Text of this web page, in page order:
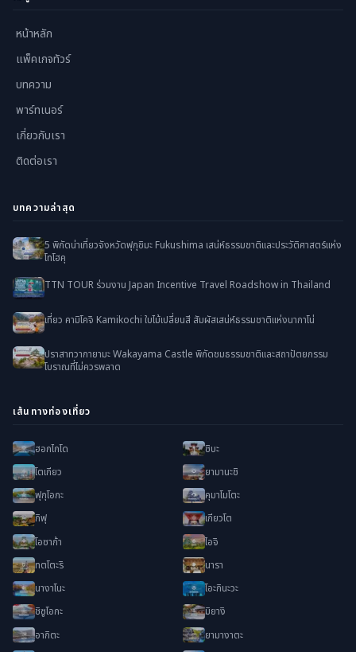
หน้าหลัก
แพ็คเกจทัวร์
บทความ
พาร์ทเนอร์
เกี่ยวกับเรา
ติดต่อเรา
บทความล่าสุด
5 พิกัดน่าเที่ยวจังหวัดฟุกุชิมะ Fukushima เสน่ห์ธรรมชาติและประวัติศาสตร์แห่ง
โทโฮคุ
TTN TOUR ร่วมงาน Japan Incentive Travel Roadshow in Thailand
เที่ยว คามิโคจิ Kamikochi ใบไม้เปลี่ยนสี สัมผัสเสน่ห์ธรรมชาติแห่งนากาโน่
ปราสาทวากายามะ Wakayama Castle พิกัดชมธรรมชาติและสถาปัตยกรรม
โบราณที่ไม่ควรพลาด
เส้นทางท่องเที่ยว
ฮอกไกโด
ชิบะ
โตเกียว
ยามานะชิ
ฟุกุโอกะ
คุมาโมโตะ
กิฟุ
เกียวโต
โอซาก้า
ไอจิ
ทตโตะริ
นารา
นางาโนะ
โอะกินะวะ
ชิซูโอกะ
มิยางิ
อากิตะ
ยามางาตะ